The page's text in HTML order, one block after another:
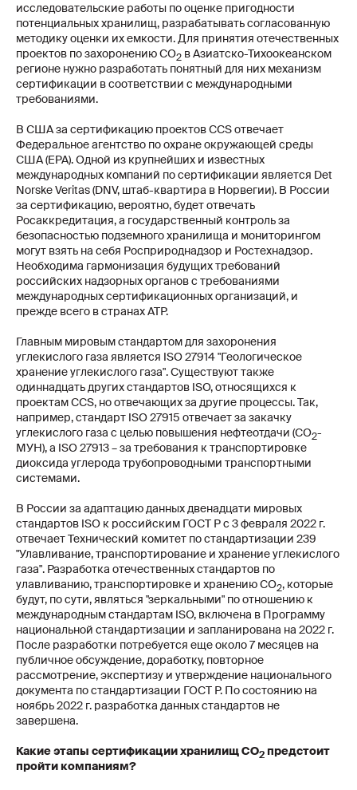
исследовательские работы по оценке пригодности
потенциальных хранилищ, разрабатывать согласованную
методику оценки их емкости. Для принятия отечественных
проектов по захоронению CO2 в Азиатско-Тихоокеанском
регионе нужно разработать понятный для них механизм
сертификации в соответствии с международными
требованиями.
В США за сертификацию проектов CCS отвечает
Федеральное агентство по охране окружающей среды
США (EPA). Одной из крупнейших и известных
международных компаний по сертификации является Det
Norske Veritas (DNV, штаб-квартира в Норвегии). В России
за сертификацию, вероятно, будет отвечать
Росаккредитация, а государственный контроль за
безопасностью подземного хранилища и мониторингом
могут взять на себя Росприроднадзор и Ростехнадзор.
Необходима гармонизация будущих требований
российских надзорных органов с требованиями
международных сертификационных организаций, и
прежде всего в странах АТР.
Главным мировым стандартом для захоронения
углекислого газа является ISO 27914 "Геологическое
хранение углекислого газа". Существуют также
одиннадцать других стандартов ISO, относящихся к
проектам CCS, но отвечающих за другие процессы. Так,
например, стандарт ISO 27915 отвечает за закачку
углекислого газа с целью повышения нефтеотдачи (CO2-
МУН), а ISO 27913 – за требования к транспортировке
диоксида углерода трубопроводными транспортными
системами.
В России за адаптацию данных двенадцати мировых
стандартов ISO к российским ГОСТ Р с 3 февраля 2022 г.
отвечает Технический комитет по стандартизации 239
"Улавливание, транспортирование и хранение углекислого
газа". Разработка отечественных стандартов по
улавливанию, транспортировке и хранению CO2, которые
будут, по сути, являться "зеркальными" по отношению к
международным стандартам ISO, включена в Программу
национальной стандартизации и запланирована на 2022 г.
После разработки потребуется еще около 7 месяцев на
публичное обсуждение, доработку, повторное
рассмотрение, экспертизу и утверждение национального
документа по стандартизации ГОСТ Р. По состоянию на
ноябрь 2022 г. разработка данных стандартов не
завершена.
Какие этапы сертификации хранилищ CO2 предстоит
пройти компаниям?